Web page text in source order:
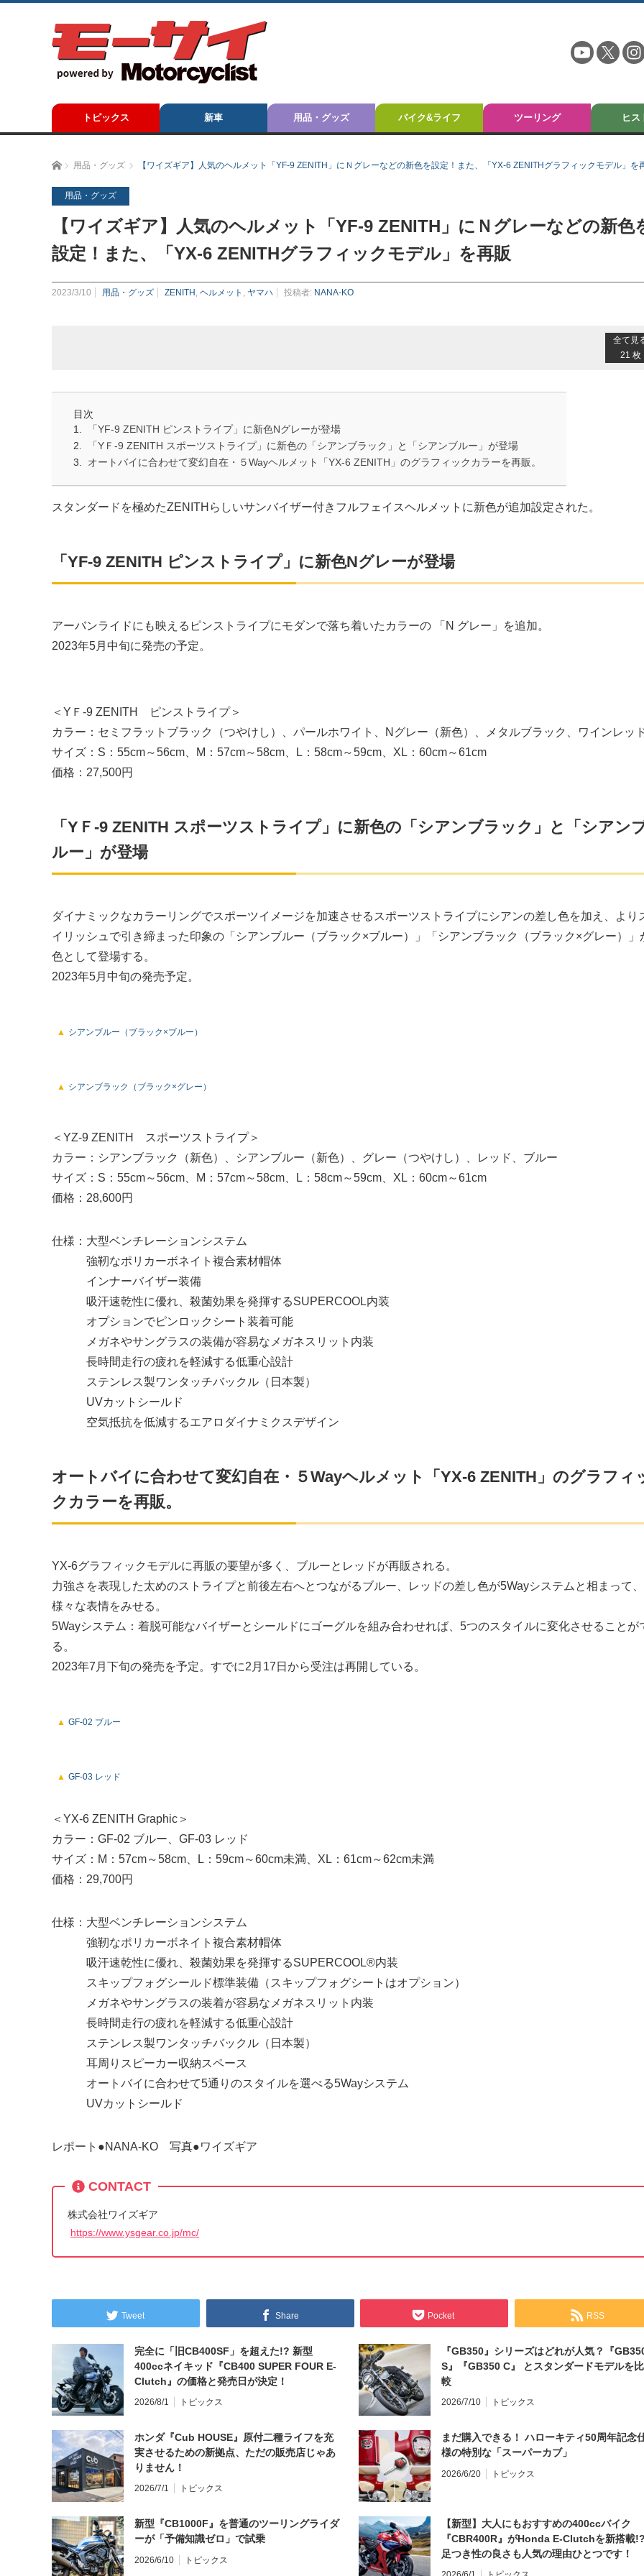
トピックス 新車 用品・グッズ バイク&ライフ ツーリング ヒス
ホーム用品・グッズ 【ワイズギア】人気のヘルメット「YF-9 ZENITH」にＮグレーなどの新色を設定！また、「YX-6 ZENITHグラフィックモデル」を
用品・グッズ
【ワイズギア】人気のヘルメット「YF-9 ZENITH」にＮグレーなどの新色
設定！また、「YX-6 ZENITHグラフィックモデル」を再販
2023/3/10 用品・グッズ ZENITH ヘルメット ヤマハ 投稿者: NANA-KO
全て見
21 枚
目次
「YF-9 ZENITH ピンストライプ」に新色Nグレーが登場
「YＦ-9 ZENITH スポーツストライプ」に新色の「シアンブラック」と「シアンブルー」が登場
オートバイに合わせて変幻自在・５Wayヘルメット「YX-6 ZENITH」のグラフィックカラーを再販。
スタンダードを極めたZENITHらしいサンバイザー付きフルフェイスヘルメットに新色が追加設定された。
「YF-9 ZENITH ピンストライプ」に新色Nグレーが登場
アーバンライドにも映えるピンストライプにモダンで落ち着いたカラーの 「N グレー」を追加。
2023年5月中旬に発売の予定。
＜YＦ-9 ZENITH ピンストライプ＞
カラー：セミフラットブラック（つやけし）、パールホワイト、Nグレー（新色）、メタルブラック、ワインレッ
サイズ：S：55cm～56cm、M：57cm～58cm、L：58cm～59cm、XL：60cm～61cm
価格：27,500円
「YＦ-9 ZENITH スポーツストライプ」に新色の「シアンブラック」と「シアン
ルー」が登場
ダイナミックなカラーリングでスポーツイメージを加速させるスポーツストライプにシアンの差し色を加え、より
イリッシュで引き締まった印象の「シアンブルー（ブラック×ブルー）」「シアンブラック（ブラック×グレー）」
色として登場する。
2023年5月中旬の発売予定。
シアンブルー（ブラック×ブルー）
シアンブラック（ブラック×グレー）
＜YZ-9 ZENITH スポーツストライプ＞
カラー：シアンブラック（新色）、シアンブルー（新色）、グレー（つやけし）、レッド、ブルー
サイズ：S：55cm～56cm、M：57cm～58cm、L：58cm～59cm、XL：60cm～61cm
価格：28,600円
仕様：大型ベンチレーションシステム
強靭なポリカーボネイト複合素材帽体
インナーバイザー装備
吸汗速乾性に優れ、殺菌効果を発揮するSUPERCOOL内装
オプションでピンロックシート装着可能
メガネやサングラスの装備が容易なメガネスリット内装
長時間走行の疲れを軽減する低重心設計
ステンレス製ワンタッチバックル（日本製）
UVカットシールド
空気抵抗を低減するエアロダイナミクスデザイン
オートバイに合わせて変幻自在・５Wayヘルメット「YX-6 ZENITH」のグラフィ
クカラーを再販。
YX-6グラフィックモデルに再販の要望が多く、ブルーとレッドが再販される。
力強さを表現した太めのストライプと前後左右へとつながるブルー、レッドの差し色が5Wayシステムと相まって、
様々な表情をみせる。
5Wayシステム：着脱可能なバイザーとシールドにゴーグルを組み合わせれば、5つのスタイルに変化させることが
る。
2023年7月下旬の発売を予定。すでに2月17日から受注は再開している。
GF-02 ブルー
GF-03 レッド
＜YX-6 ZENITH Graphic＞
カラー：GF-02 ブルー、GF-03 レッド
サイズ：M：57cm～58cm、L：59cm～60cm未満、XL：61cm～62cm未満
価格：29,700円
仕様：大型ベンチレーションシステム
強靭なポリカーボネイト複合素材帽体
吸汗速乾性に優れ、殺菌効果を発揮するSUPERCOOL®内装
スキップフォグシールド標準装備（スキップフォグシートはオプション）
メガネやサングラスの装着が容易なメガネスリット内装
長時間走行の疲れを軽減する低重心設計
ステンレス製ワンタッチバックル（日本製）
耳周りスピーカー収納スペース
オートバイに合わせて5通りのスタイルを選べる5Wayシステム
UVカットシールド
レポート●NANA-KO 写真●ワイズギア
CONTACT
株式会社ワイズギア
https://www.ysgear.co.jp/mc/
Tweet Share Pocket RSS
完全に「旧CB400SF」を超えた!? 新型
400ccネイキッド『CB400 SUPER FOUR E-
Clutch』の価格と発売日が決定！
2026/8/1 トピックス
『GB350』シリーズはどれが人気？『
S』『GB350 C』 とスタンダードモデルを比
較
2026/7/10 トピックス
ホンダ『Cub HOUSE』原付二種ライフを充
実させるための新拠点、ただの販売店じゃあ
りません！
2026/7/1 トピックス
まだ購入できる！ ハローキティ50周年記念
様の特別な「スーパーカブ」
2026/6/20 トピックス
新型『CB1000F』を普通のツーリングライダ
ーが「予備知識ゼロ」で試乗
2026/6/10 トピックス
【新型】大人にもおすすめの400ccバイク
『CBR400R』がHonda E-Clutchを新搭載
足つき性の良さも人気の理由ひとつです！